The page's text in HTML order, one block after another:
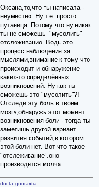
Оксана,то,что ты написала -
неуместно. Ну т.е. просто
путаница. Потому что ну никак
ты не сможешь "мусолить"
отслеживание. Ведь это
процесс наблюдения за
мыслями,внимание к тому что
происходит и обнаружение
каких-то определённых
возникновений. Ну как ты
сможешь это "мусолить"?!
Отследи эту боль в твоём
мозгу,обнаружь этот момент
возникновения боли - тогда ты
заметишь другой вариант
развития событий,в котором
этой боли нет. Вот что такое
"отслеживание",оно
производится молча.
docta ignorantia